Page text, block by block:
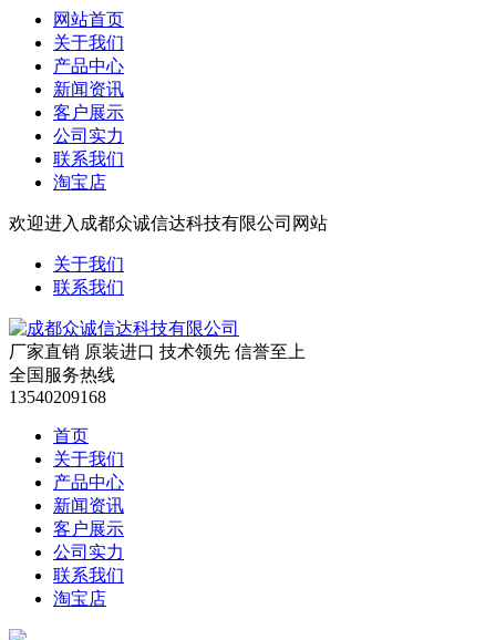
网站首页
关于我们
产品中心
新闻资讯
客户展示
公司实力
联系我们
淘宝店
欢迎进入成都众诚信达科技有限公司网站
关于我们
联系我们
厂家直销 原装进口 技术领先 信誉至上
全国服务热线
13540209168
首页
关于我们
产品中心
新闻资讯
客户展示
公司实力
联系我们
淘宝店